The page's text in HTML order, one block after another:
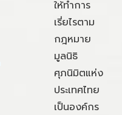
ให้ทำการ
เรี่ยไรตาม
กฎหมาย
มูลนิธิ
ศุภนิมิตแห่ง
ประเทศไทย
เป็นองค์กร